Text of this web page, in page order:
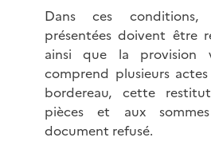
Dans ces
présentées doivent être
ainsi que la provision
comprend plusieurs
bordereau, cette
pièces et aux
document refusé.